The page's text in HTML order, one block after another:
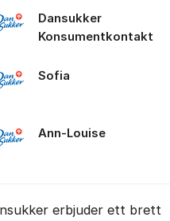
för inlägg/kommentar
Dansukker
Konsumentkontakt
Sofia
Ann-Louise
erbjuder ett brett